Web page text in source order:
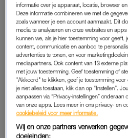
REGENWORMEN ‘TINY TINS’
De dobbelklassieker Regenwormen,
klein blik. Gooi de juiste
informatie over je apparaat, locatie, browser
Deze informatie combineren we met de
zoals wanneer je een account aanmaakt. Dit
media te analyseren en onze websites en
kunnen we, als je hier toestemming voor geeft,
content, communicatie en aanbod te
advertenties te tonen, en voor
mediapartners. Ook content van 13 externe
met jouw toestemming. Geef toestemming of
"Akkoord" te klikken, geef je toestemming
je niet alles toestaan, klik dan op “Instellen”.
aanpassen via “Privacy-instellingen” onderaan
van onze apps. Lees meer in ons privacy- en
cookiebeleid voor meer informatie.
Wij en onze partners verwerken
doeleinden: